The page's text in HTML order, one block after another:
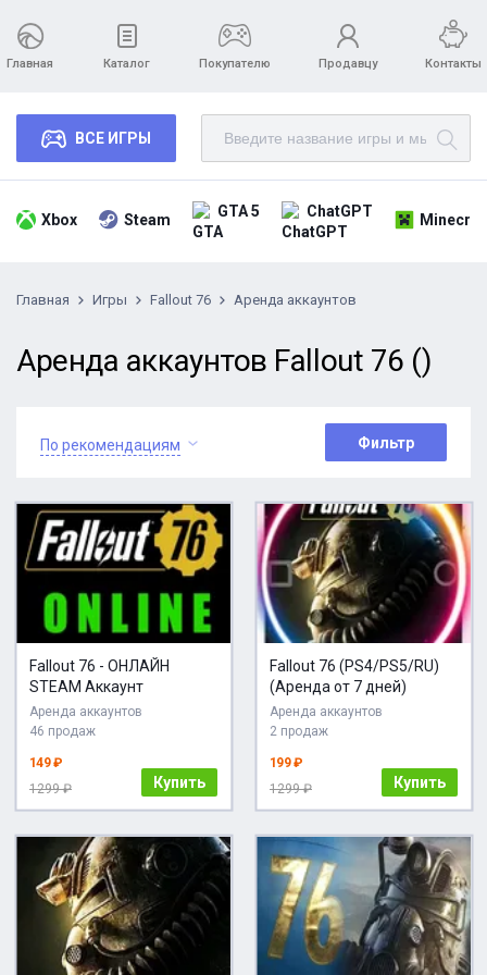
Главная Каталог Покупателю Продавцу Контакты
ВСЕ ИГРЫ
Xbox Steam GTA 5 ChatGPT
Главная Игры Fallout 76 Аренда аккаунтов
Аренда аккаунтов Fallout 76 ()
По рекомендациям Фильтр
Fallout 76 - ОНЛАЙН
STEAM Аккаунт
Аренда аккаунтов
46 продаж
149 ₽
1299 ₽
Купить
Fallout 76 (PS4/PS5/RU)
(Аренда от 7 дней)
Аренда аккаунтов
2 продаж
199 ₽
1299 ₽
Купить